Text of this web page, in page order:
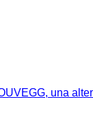
una